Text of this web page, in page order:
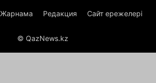
Жарнама Редакция Сайт ережелері
© QazNews.kz